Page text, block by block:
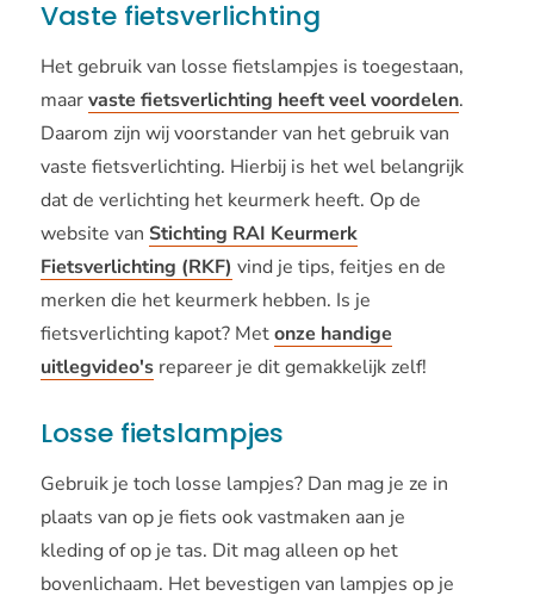
Vaste fietsverlichting
Het gebruik van losse fietslampjes is toegestaan,
maarvaste fietsverlichting heeft veel voordelen.
Daarom zijn wij voorstander van het gebruik van
vaste fietsverlichting. Hierbij is het wel belangrijk
dat de verlichting het keurmerk heeft. Op de
website van Stichting RAI Keurmerk
Fietsverlichting (RKF) vind je tips, feitjes en de
merken die het keurmerk hebben. Is je
fietsverlichting kapot? Metonze handige
uitlegvideo'srepareer je dit gemakkelijk zelf!
Losse fietslampjes
Gebruik je toch losse lampjes? Dan mag je ze in
plaats van op je fiets ook vastmaken aan je
kleding of op je tas. Dit mag alleen op het
bovenlichaam. Het bevestigen van lampjes op je